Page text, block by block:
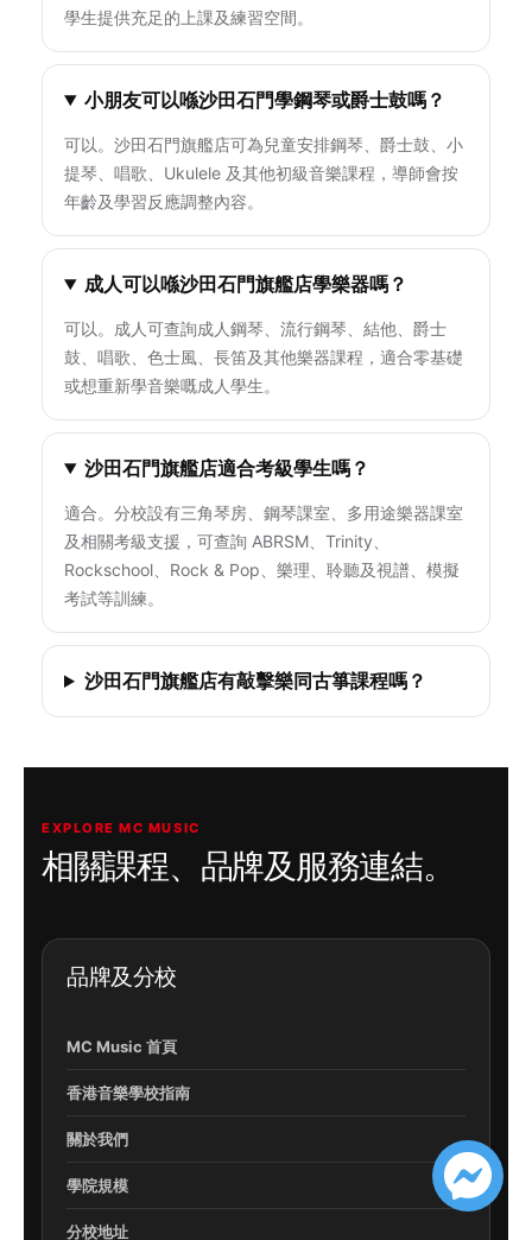
學生提供充足的上課及練習空間。
小朋友可以喺沙田石門學鋼琴或爵士鼓嗎？
可以。沙田石門旗艦店可為兒童安排鋼琴、爵士鼓、小
提琴、唱歌、Ukulele 及其他初級音樂課程，導師會按
年齡及學習反應調整內容。
成人可以喺沙田石門旗艦店學樂器嗎？
可以。成人可查詢成人鋼琴、流行鋼琴、結他、爵士
鼓、唱歌、色士風、長笛及其他樂器課程，適合零基礎
或想重新學音樂嘅成人學生。
沙田石門旗艦店適合考級學生嗎？
適合。分校設有三角琴房、鋼琴課室、多用途樂器課室
及相關考級支援，可查詢 ABRSM、Trinity、
Rockschool、Rock & Pop、樂理、聆聽及視譜、模擬
考試等訓練。
沙田石門旗艦店有敲擊樂同古箏課程嗎？
EXPLORE MC MUSIC
相關課程、品牌及服務連結。
品牌及分校
MC Music 首頁
香港音樂學校指南
關於我們
學院規模
分校地址